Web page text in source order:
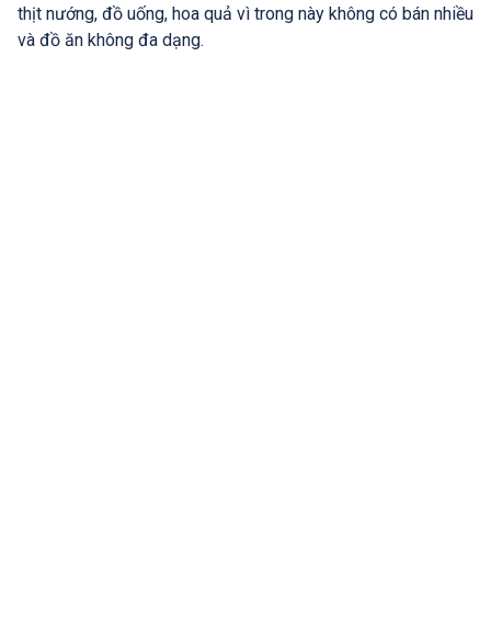
thịt nướng, đồ uống, hoa quả vì trong này không có bán nhiều
và đồ ăn không đa dạng.